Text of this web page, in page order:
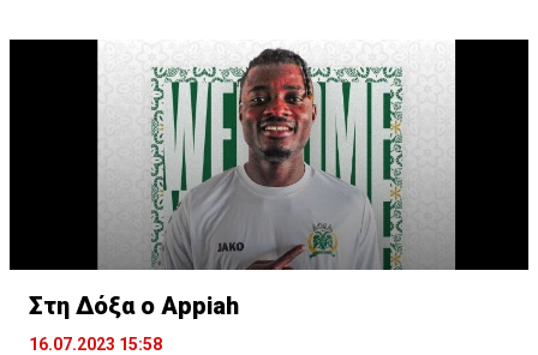
Στη Δόξα ο Appiah
16.07.2023 15:58